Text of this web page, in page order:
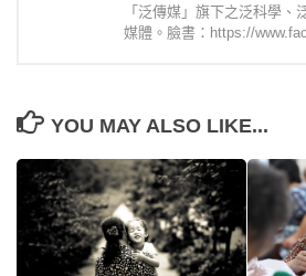
「泛傳媒」旗下之泛科學、
媒體。臉書：https://
YOU MAY ALSO LIKE...